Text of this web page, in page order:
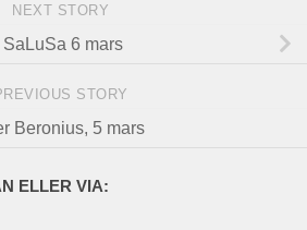
NEXT STORY
SaLuSa 6 mars
STORY
Beronius, 5 mars
ELLER VIA: